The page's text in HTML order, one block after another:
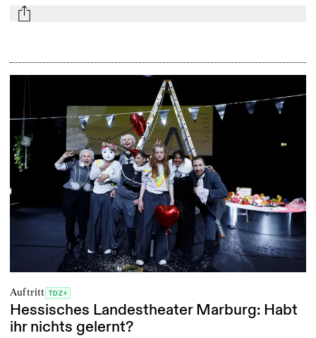
mail
Auftritt TDZ+
Hessisches Landestheater Marburg: Habt
ihr nichts gelernt?